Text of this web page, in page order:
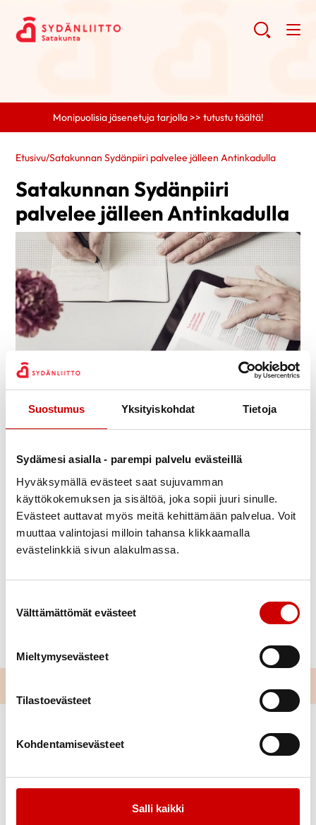
Suostumus Yksityiskohdat Tietoja
Sydämesi asialla - parempi palvelu evästeillä
Hyväksymällä evästeet saat sujuvamman
käyttökokemuksen ja sisältöä, joka sopii juuri sinulle.
Evästeet auttavat myös meitä kehittämään palvelua. Voit
muuttaa valintojasi milloin tahansa klikkaamalla
evästelinkkiä sivun alakulmassa.
Välttämättömät evästeet
Mieltymysevästeet
Tilastoevästeet
Kohdentamisevästeet
Salli kaikki
Monipuolisia jäsenetuja tarjolla >> tutustu täältä!
Etusivu/Satakunnan Sydänpiiri palvelee jälleen Antinkadulla
Satakunnan Sydänpiiri
palvelee jälleen Antinkadulla
Jaa LinkedinJaa Email
Satakunnan Sydänpiiri palvelee jälleen Antinkadulla
❤
Toimisto avoinna ma-to klo 9-15.
Sydänneuvola avoinna keskiviikkoisin klo 8-14
ajanvarauksella.